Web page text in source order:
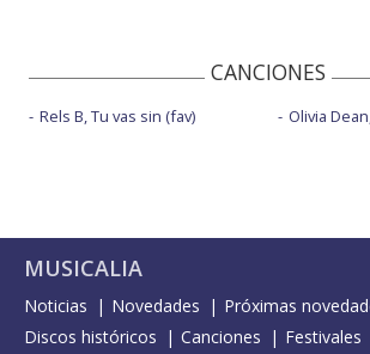
CANCIONES
Rels B, Tu vas sin (fav) Olivia
MUSICALIA
Noticias Novedades
Próximas
Discos históricos
Canciones Festivales